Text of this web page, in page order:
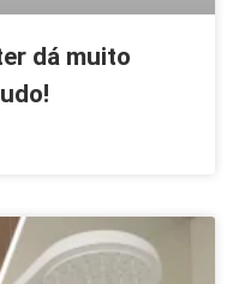
dá muito